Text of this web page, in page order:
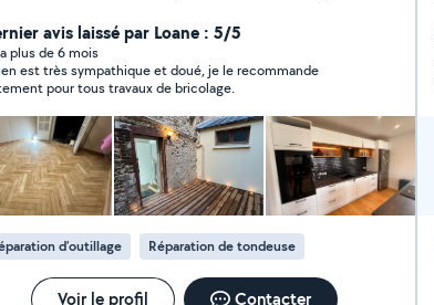
avis laissé par Loane : 5/5
plus de 6 mois
est très sympathique et doué, je le recommande
pour tous travaux de bricolage.
d’outillage Réparation de tondeuse
Voir le profil Contacter